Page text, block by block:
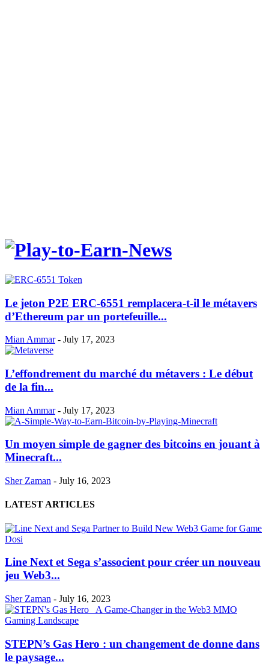
Le jeton P2E ERC-6551 remplacera-t-il le métavers
d’Ethereum par un portefeuille...
Mian Ammar - July 17, 2023
L’effondrement du marché du métavers : Le début
de la fin...
Mian Ammar - July 17, 2023
Un moyen simple de gagner des bitcoins en jouant à
Minecraft...
Sher Zaman - July 16, 2023
LATEST ARTICLES
Line Next et Sega s’associent pour créer un nouveau
jeu Web3...
Sher Zaman - July 16, 2023
STEPN’s Gas Hero : un changement de donne dans
le paysage...